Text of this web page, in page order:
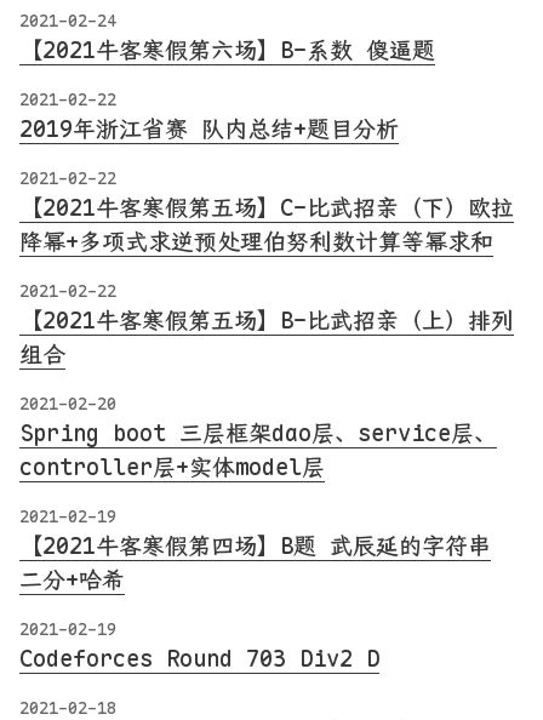
2021-02-24
【2021牛客寒假第六场】B-系数 傻逼题
2021-02-22
2019年浙江省赛 队内总结+题目分析
2021-02-22
【2021牛客寒假第五场】C-比武招亲（下）欧拉
降幂+多项式求逆预处理伯努利数计算等幂求和
2021-02-22
【2021牛客寒假第五场】B-比武招亲（上）排列
组合
2021-02-20
Spring boot 三层框架dao层、service层、
controller层+实体model层
2021-02-19
【2021牛客寒假第四场】B题 武辰延的字符串
二分+哈希
2021-02-19
Codeforces Round 703 Div2 D
2021-02-18